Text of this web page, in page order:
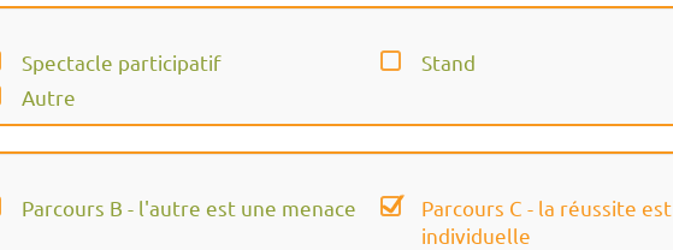
Spectacle participatif
Autre
Stand
Parcours B - l'autre est une menace
Parcours C - la réussite est
individuelle